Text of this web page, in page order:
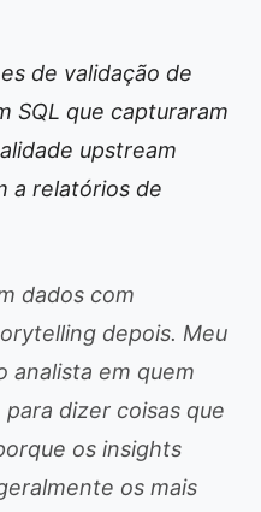
de validação de
SQL que capturaram
upstream
a relatórios de
dados com
depois. Meu
analista em quem
dizer coisas que
os insights
os mais